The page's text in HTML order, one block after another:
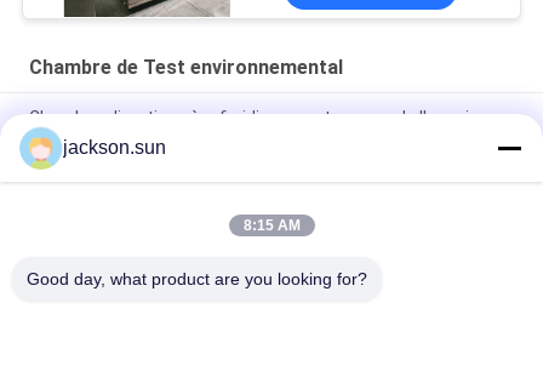
Chambre de Test environnemental
Chambre climatique à refroidissement par eau de l'essai
concernant l'environnement 50HZ
Chambre d'essai concernant l'environnement de l'ajustement
jackson.sun
8:15 AM
Good day, what product are you looking for?